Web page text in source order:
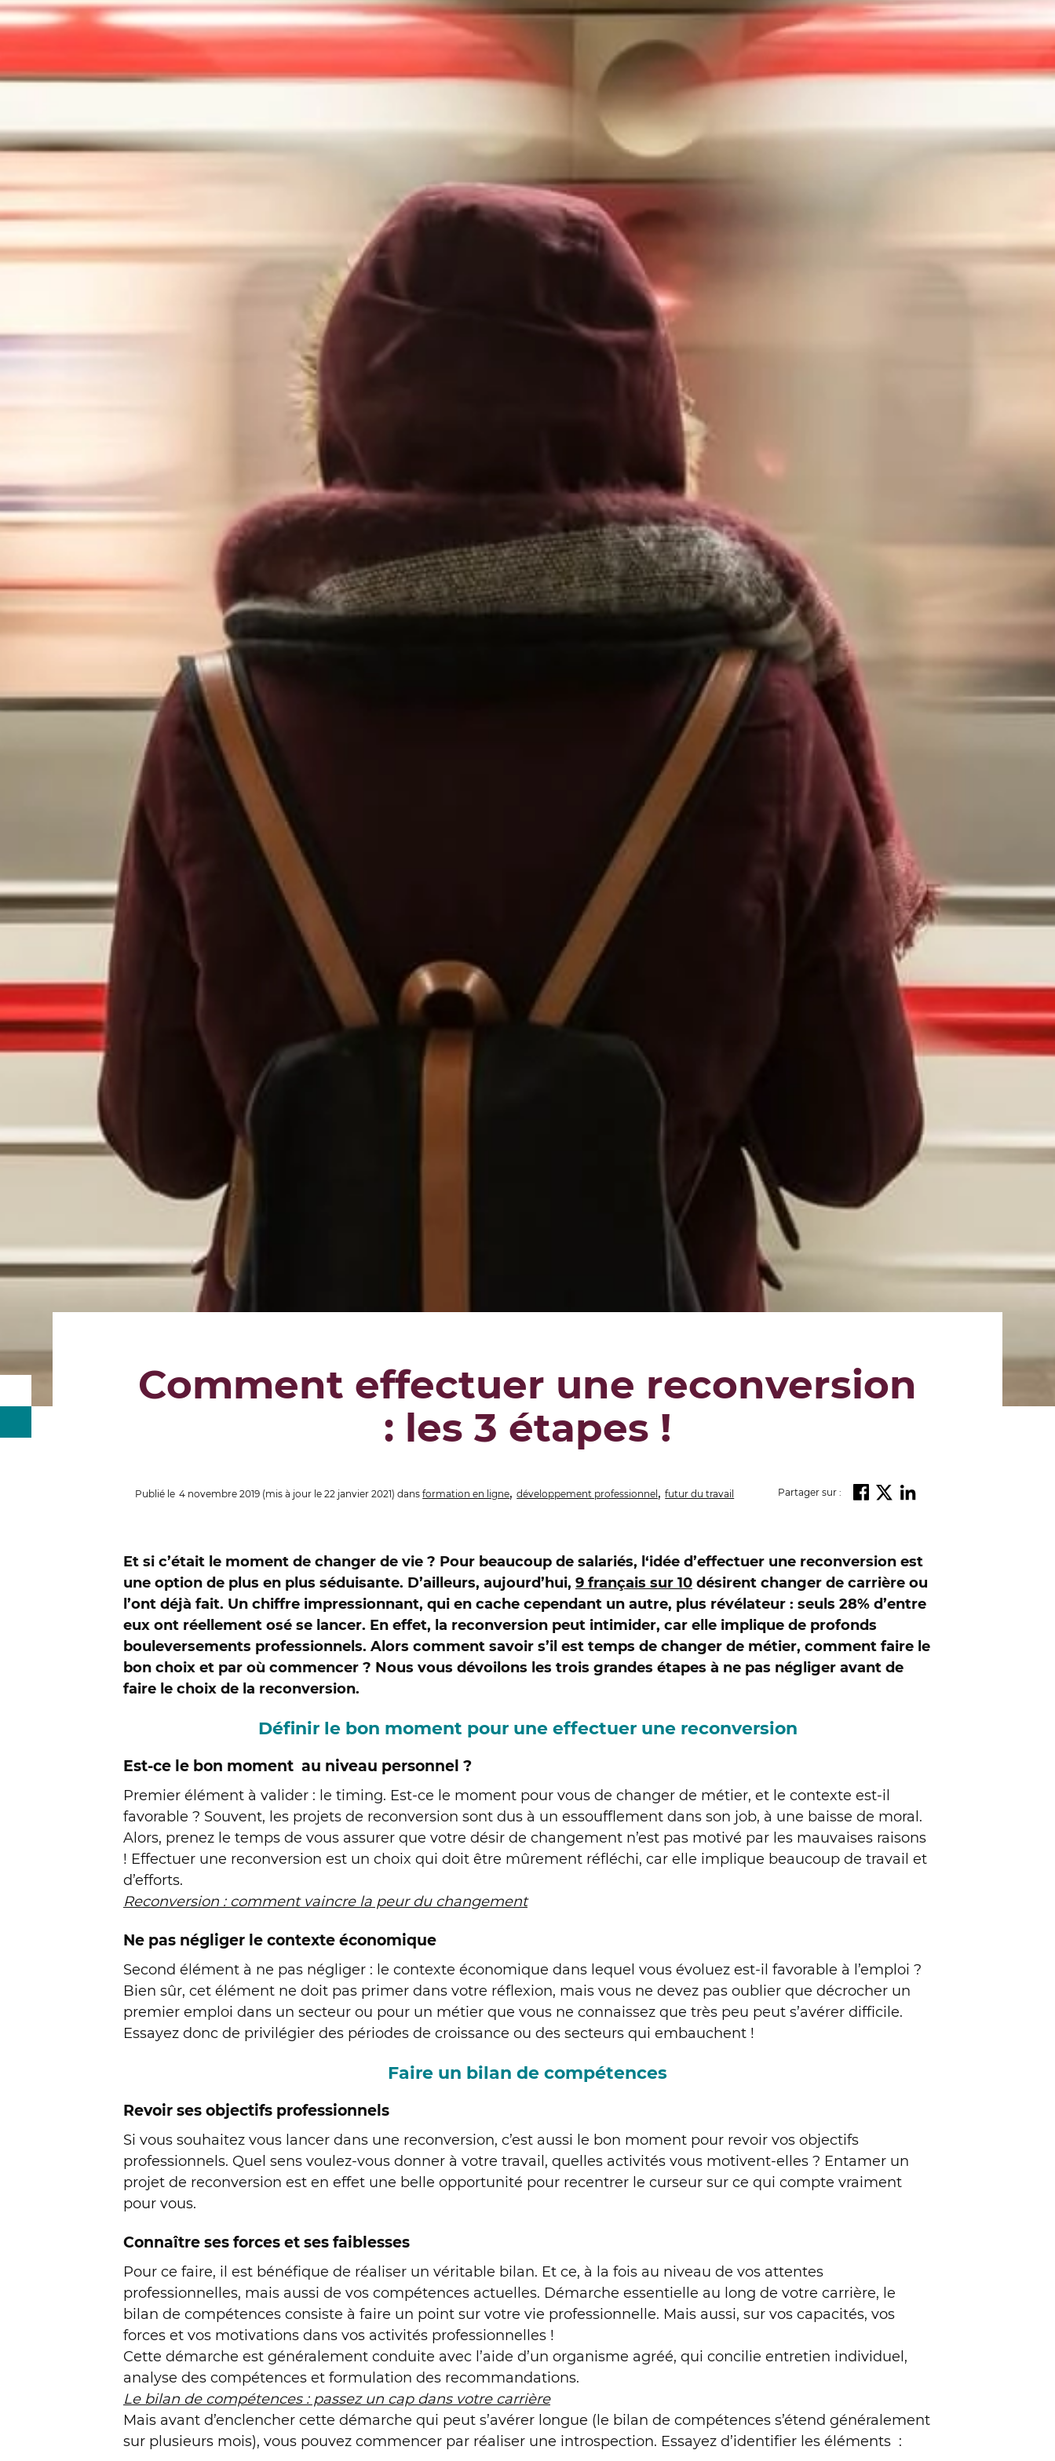
MSc Data Management & Business Analytics
Certificat Strategy & Business Model
Transformation
Certificat Entrepreneuriat
TOUS LES PROGRAMMES EN LIGNE
Comment effectuer une reconversion
: les 3 étapes !
Publié le 4 novembre 2019 (mis à jour le 22 janvier 2021) dansformation en ligne,développement professionnel,futur du travail Partager sur :
Et si c’était le moment de changer de vie ? Pour beaucoup de salariés, l‘idée d’effectuer une reconversion est
une option de plus en plus séduisante. D’ailleurs, aujourd’hui, 9 français sur 10 désirent changer de carrière ou
l’ont déjà fait. Un chiffre impressionnant, qui en cache cependant un autre, plus révélateur : seuls 28% d’entre
eux ont réellement osé se lancer. En effet, la reconversion peut intimider, car elle implique de profonds
bouleversements professionnels. Alors comment savoir s’il est temps de changer de métier, comment faire le
bon choix et par où commencer ? Nous vous dévoilons les trois grandes étapes à ne pas négliger avant de
faire le choix de la reconversion.
Définir le bon moment pour une effectuer une reconversion
Est-ce le bon moment au niveau personnel ?
Premier élément à valider : le timing. Est-ce le moment pour vous de changer de métier, et le contexte est-il
favorable ? Souvent, les projets de reconversion sont dus à un essoufflement dans son job, à une baisse de moral.
Alors, prenez le temps de vous assurer que votre désir de changement n’est pas motivé par les mauvaises raisons
! Effectuer une reconversion est un choix qui doit être mûrement réfléchi, car elle implique beaucoup de travail et
d’efforts.
Reconversion : comment vaincre la peur du changement
Ne pas négliger le contexte économique
Second élément à ne pas négliger : le contexte économique dans lequel vous évoluez est-il favorable à l’emploi ?
Bien sûr, cet élément ne doit pas primer dans votre réflexion, mais vous ne devez pas oublier que décrocher un
premier emploi dans un secteur ou pour un métier que vous ne connaissez que très peu peut s’avérer difficile.
Essayez donc de privilégier des périodes de croissance ou des secteurs qui embauchent !
Faire un bilan de compétences
Revoir ses objectifs professionnels
Si vous souhaitez vous lancer dans une reconversion, c’est aussi le bon moment pour revoir vos objectifs
professionnels. Quel sens voulez-vous donner à votre travail, quelles activités vous motivent-elles ? Entamer un
projet de reconversion est en effet une belle opportunité pour recentrer le curseur sur ce qui compte vraiment
pour vous.
Connaître ses forces et ses faiblesses
Pour ce faire, il est bénéfique de réaliser un véritable bilan. Et ce, à la fois au niveau de vos attentes
professionnelles, mais aussi de vos compétences actuelles. Démarche essentielle au long de votre carrière, le
bilan de compétences consiste à faire un point sur votre vie professionnelle. Mais aussi, sur vos capacités, vos
forces et vos motivations dans vos activités professionnelles !
Cette démarche est généralement conduite avec l’aide d’un organisme agréé, qui concilie entretien individuel,
analyse des compétences et formulation des recommandations.
Le bilan de compétences : passez un cap dans votre carrière
Mais avant d’enclencher cette démarche qui peut s’avérer longue (le bilan de compétences s’étend généralement
sur plusieurs mois), vous pouvez commencer par réaliser une introspection. Essayez d’identifier les éléments :